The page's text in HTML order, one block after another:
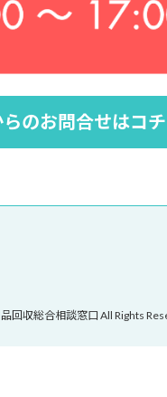
のお問合せはコ
回収総合相談窓口 All Rights